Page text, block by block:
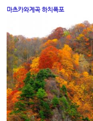
마츠카와계곡 하치폭포